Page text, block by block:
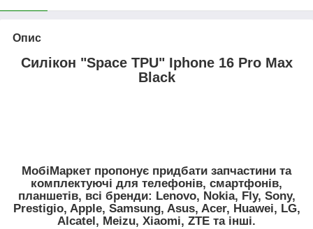
Опис
Силікон "Space TPU" Iphone 16 Pro Max
Black
МобiМаркет пропонує придбати запчастини та
комплектуючі для телефонів, смартфонів,
планшетів, всі бренди: Lenovo, Nokia, Fly, Sony,
Prestigio, Apple, Samsung, Asus, Acer, Huawei, LG,
Alcatel, Meizu, Xiaomi, ZTE та інші.